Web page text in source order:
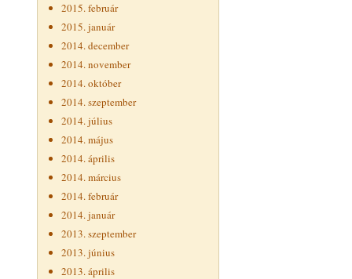
2015. február
2015. január
2014. december
2014. november
2014. október
2014. szeptember
2014. július
2014. május
2014. április
2014. március
2014. február
2014. január
2013. szeptember
2013. június
2013. április